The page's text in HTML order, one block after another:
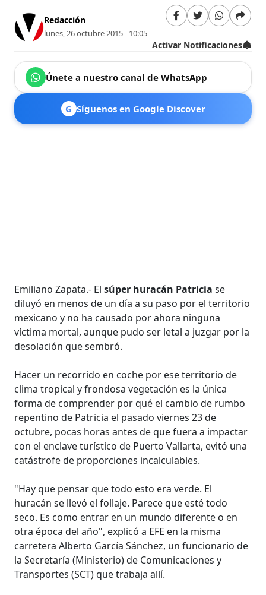
Redacción
lunes, 26 octubre 2015 - 10:05
Activar Notificaciones
Únete a nuestro canal de WhatsApp
G Síguenos en Google Discover
Emiliano Zapata.- Elsúper huracán Patriciase
diluyó en menos de un día a su paso por el territorio
mexicano y no ha causado por ahora ninguna
víctima mortal, aunque pudo ser letal a juzgar por la
desolación que sembró.
Hacer un recorrido en coche por ese territorio de
clima tropical y frondosa vegetación es la única
forma de comprender por qué el cambio de rumbo
repentino de Patricia el pasado viernes 23 de
octubre, pocas horas antes de que fuera a impactar
con el enclave turístico de Puerto Vallarta, evitó una
catástrofe de proporciones incalculables.
"Hay que pensar que todo esto era verde. El
huracán se llevó el follaje. Parece que esté todo
seco. Es como entrar en un mundo diferente o en
otra época del año", explicó a EFE en la misma
carretera Alberto García Sánchez, un funcionario de
la Secretaría (Ministerio) de Comunicaciones y
Transportes (SCT) que trabaja allí.